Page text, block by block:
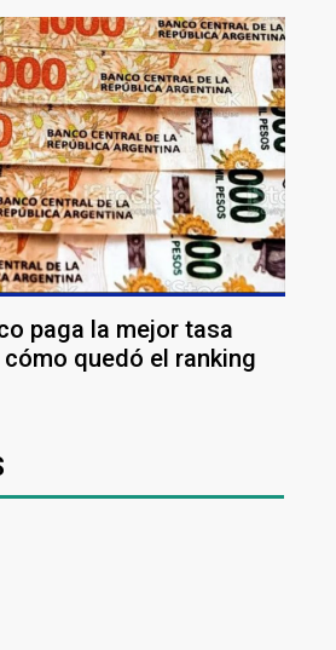
paga la mejor tasa
quedó el ranking